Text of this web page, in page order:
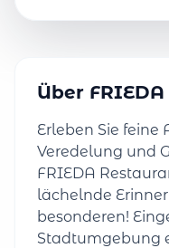
Über
Erleben Sie feine
Veredelung und
FRIEDA
lächelnde
besonderen!
Stadtumgebung